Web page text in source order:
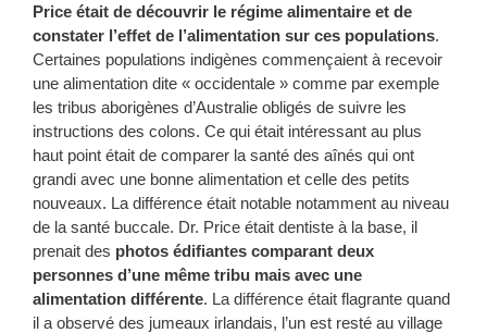
Price était de découvrir le régime alimentaire et de
constater l’effet de l’alimentation sur ces populations.
Certaines populations indigènes commençaient à recevoir
une alimentation dite « occidentale » comme par exemple
les tribus aborigènes d’Australie obligés de suivre les
instructions des colons. Ce qui était intéressant au plus
haut point était de comparer la santé des aînés qui ont
grandi avec une bonne alimentation et celle des petits
nouveaux. La différence était notable notamment au niveau
de la santé buccale. Dr. Price était dentiste à la base, il
prenait des photos édifiantes comparant deux
personnes d’une même tribu mais avec une
alimentation différente. La différence était flagrante quand
il a observé des jumeaux irlandais, l’un est resté au village